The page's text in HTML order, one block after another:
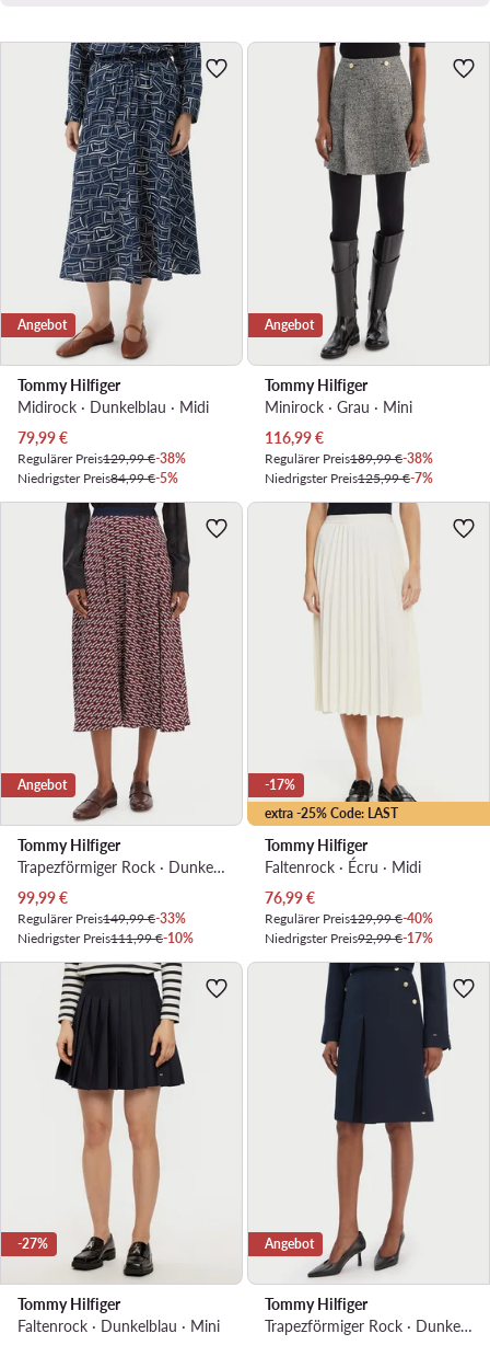
Angebot
Tommy Hilfiger
Midirock · Dunkelblau · Midi
Aktueller Preis
79,99€
Regulärer Preis129,99 €-38%
Niedrigster Preis84,99 €-5%
Angebot
Tommy Hilfiger
Minirock · Grau · Mini
Aktueller Preis
116,99€
Regulärer Preis189,99 €-38%
Niedrigster Preis125,99 €-7%
Angebot
Tommy Hilfiger
Trapezförmiger Rock · Dunkelrot · Midi
Aktueller Preis
99,99€
Regulärer Preis149,99 €-33%
Niedrigster Preis111,99 €-10%
extra -25% Code: LAST
-17%
Tommy Hilfiger
Faltenrock · Écru · Midi
Aktueller Preis
76,99€
Regulärer Preis129,99 €-40%
Niedrigster Preis92,99 €-17%
-27%
Tommy Hilfiger
Faltenrock · Dunkelblau · Mini
Angebot
Tommy Hilfiger
Trapezförmiger Rock · Dunkelblau · Midi